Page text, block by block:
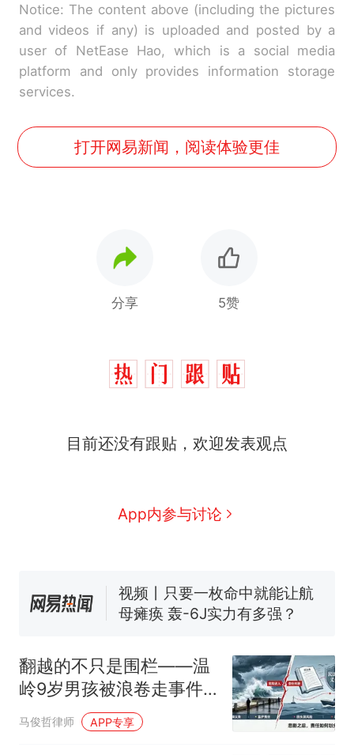
Notice: The content above (including the pictures
and videos if any) is uploaded and posted by a
user of NetEase Hao, which is a social media
platform and only provides information storage
services.
打开网易新闻，阅读体验更佳
分享 5赞
目前还没有跟贴，欢迎发表观点
App内参与讨论
热
十多万人报名的考试，成绩
家，刚改国名，总统就邀请中
浙江人戒备 "白海豚"已创我国
泰州父亲的手写家书遗失30
年，网友淘到后寄给女儿：花
全部作废，公平么？
翻越的不只是围栏——温
岭9岁男孩被浪卷走事件
的法律省思
马俊哲律师 APP专享